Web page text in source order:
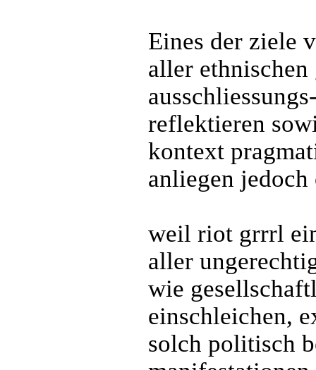
Eines der ziele
aller
reflektieren
kontext
anliegen
weil riot grrrl
aller
wie
einschleichen,
solch politisch